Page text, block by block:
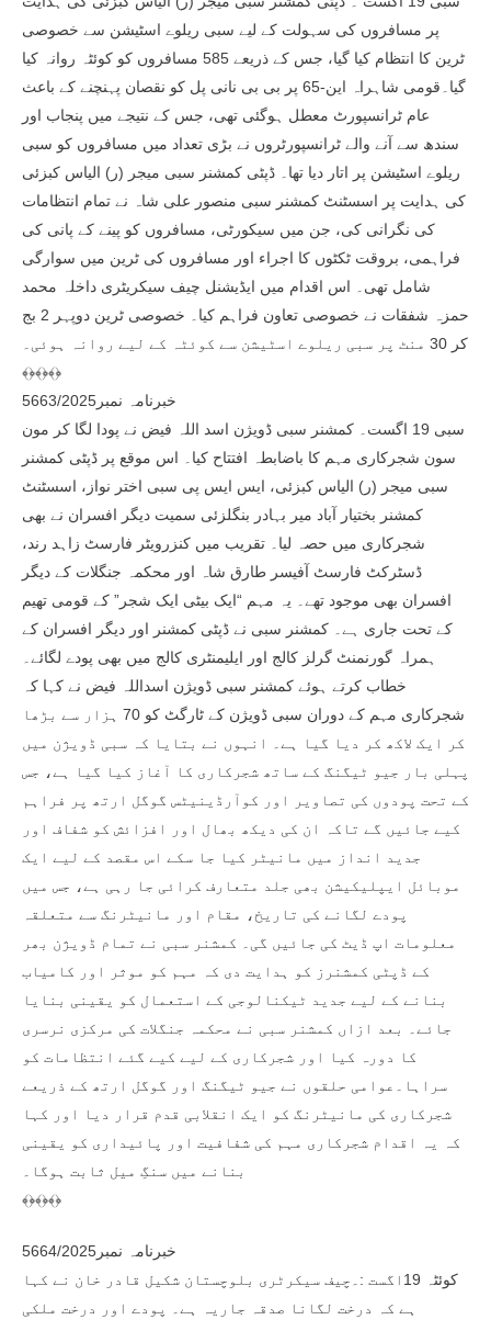
پر مسافروں کی سہولت کے لیے سبی ریلوے اسٹیشن سے خصوصی
ٹرین کا انتظام کیا گیا، جس کے ذریعے 585 مسافروں کو کوئٹہ روانہ کیا
گیا۔قومی شاہراہ این-65 پر بی بی نانی پل کو نقصان پہنچنے کے باعث
عام ٹرانسپورٹ معطل ہوگئی تھی، جس کے نتیجے میں پنجاب اور
سندھ سے آنے والے ٹرانسپورٹروں نے بڑی تعداد میں مسافروں کو سبی
ریلوے اسٹیشن پر اتار دیا تھا۔ ڈپٹی کمشنر سبی میجر (ر) الیاس کبزئی
کی ہدایت پر اسسٹنٹ کمشنر سبی منصور علی شاہ نے تمام انتظامات
کی نگرانی کی، جن میں سیکورٹی، مسافروں کو پینے کے پانی کی
فراہمی، بروقت ٹکٹوں کا اجراء اور مسافروں کی ٹرین میں سوارگی
شامل تھی۔ اس اقدام میں ایڈیشنل چیف سیکریٹری داخلہ محمد
حمزہ شفقات نے خصوصی تعاون فراہم کیا۔ خصوصی ٹرین دوپہر 2 بج
کر 30 منٹ پر سبی ریلوے اسٹیشن سے کوئٹہ کے لیے روانہ ہوئی۔
﴾﴿﴾﴿﴾﴿
خبرنامہ نمبر5663/2025
سبی 19 اگست۔ کمشنر سبی ڈویژن اسد اللہ فیض نے پودا لگا کر مون
سون شجرکاری مہم کا باضابطہ افتتاح کیا۔ اس موقع پر ڈپٹی کمشنر
سبی میجر (ر) الیاس کبزئی، ایس ایس پی سبی اختر نواز، اسسٹنٹ
کمشنر بختیار آباد میر بہادر بنگلزئی سمیت دیگر افسران نے بھی
شجرکاری میں حصہ لیا۔ تقریب میں کنزرویٹر فارسٹ زاہد رند،
ڈسٹرکٹ فارسٹ آفیسر طارق شاہ اور محکمہ جنگلات کے دیگر
افسران بھی موجود تھے۔ یہ مہم “ایک بیٹی ایک شجر” کے قومی تھیم
کے تحت جاری ہے۔ کمشنر سبی نے ڈپٹی کمشنر اور دیگر افسران کے
ہمراہ گورنمنٹ گرلز کالج اور ایلیمنٹری کالج میں بھی پودے لگائے۔
خطاب کرتے ہوئے کمشنر سبی ڈویژن اسداللہ فیض نے کہا کہ
شجرکاری مہم کے دوران سبی ڈویژن کے ٹارگٹ کو 70 ہزار سے بڑھا
کر ایک لاکھ کر دیا گیا ہے۔ انہوں نے بتایا کہ سبی ڈویژن میں
پہلی بار جیو ٹیگنگ کے ساتھ شجرکاری کا آغاز کیا گیا ہے، جس
کے تحت پودوں کی تصاویر اور کوآرڈینیٹس گوگل ارتھ پر فراہم
کیے جائیں گے تاکہ ان کی دیکھ بھال اور افزائش کو شفاف اور
جدید انداز میں مانیٹر کیا جا سکے اس مقصد کے لیے ایک
موبائل ایپلیکیشن بھی جلد متعارف کرائی جا رہی ہے، جس میں
پودے لگانے کی تاریخ، مقام اور مانیٹرنگ سے متعلقہ
معلومات اپ ڈیٹ کی جائیں گی۔ کمشنر سبی نے تمام ڈویژن بھر
کے ڈپٹی کمشنرز کو ہدایت دی کہ مہم کو موثر اور کامیاب
بنانے کے لیے جدید ٹیکنالوجی کے استعمال کو یقینی بنایا
جائے۔ بعد ازاں کمشنر سبی نے محکمہ جنگلات کی مرکزی نرسری
کا دورہ کیا اور شجرکاری کے لیے کیے گئے انتظامات کو
سراہا۔عوامی حلقوں نے جیو ٹیگنگ اور گوگل ارتھ کے ذریعے
شجرکاری کی مانیٹرنگ کو ایک انقلابی قدم قرار دیا اور کہا
کہ یہ اقدام شجرکاری مہم کی شفافیت اور پائیداری کو یقینی
بنانے میں سنگِ میل ثابت ہوگا۔
﴾﴿﴾﴿﴾﴿
خبرنامہ نمبر5664/2025
کوئٹہ 19اگست :۔چیف سیکرٹری بلوچستان شکیل قادر خان نے کہا
ہے کہ درخت لگانا صدقہ جاریہ ہے۔ پودے اور درخت ملکی